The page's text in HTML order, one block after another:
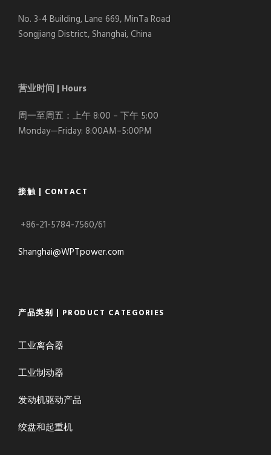
No. 3-4 Building, Lane 669, MinTa Road
Songjiang District, Shanghai, China
营业时间 | Hours
周一至周五：上午 8:00 – 下午 5:00
Monday—Friday: 8:00AM–5:00PM
接触 | CONTACT
+86-21-5784-7560/61
Shanghai@WPTpower.com
产品类别 | PRODUCT CATEGORIES
工业离合器
工业制动器
发动机驱动产品
绞盘和起重机